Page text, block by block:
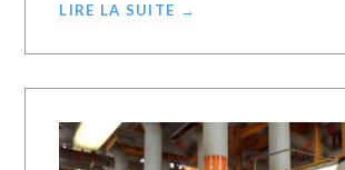
LIRE LA SUITE →